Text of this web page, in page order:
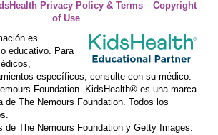
Privacy Policy & Terms
of Use
Copyright
es
educativo. Para
específicos, consulte con su médico.
Foundation. KidsHealth® es una marca
de The Nemours Foundation. Todos los
de The Nemours Foundation y Getty Images.